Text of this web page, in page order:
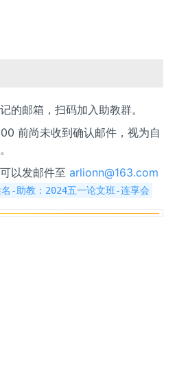
的邮箱，扫码加入助教群。
前尚未收到确认邮件，视为自
以发邮件至 arlionn@163.com
-助教：2024五一论文班-连享会